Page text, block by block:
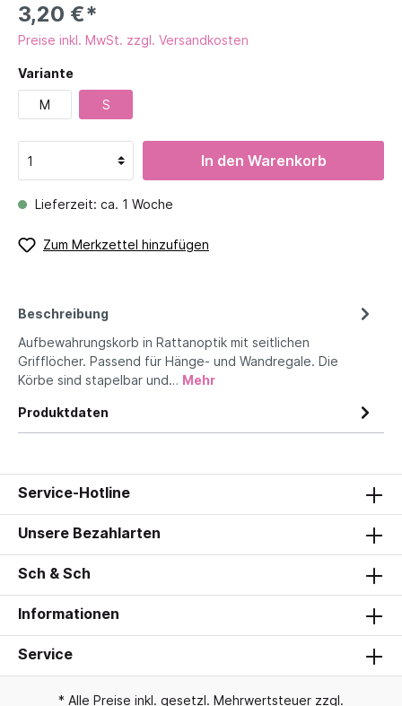
3,20 €*
Preise inkl. MwSt. zzgl. Versandkosten
Variante
M S
In den Warenkorb
Lieferzeit: ca. 1 Woche
Zum Merkzettel hinzufügen
Beschreibung
Aufbewahrungskorb in Rattanoptik mit seitlichen
Grifflöcher. Passend für Hänge- und Wandregale. Die
Körbe sind stapelbar und… Mehr
Produktdaten
Service-Hotline
Unsere Bezahlarten
Sch & Sch
Informationen
Service
* Alle Preise inkl. gesetzl. Mehrwertsteuer zzgl.